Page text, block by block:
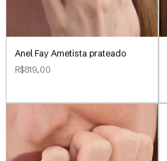
Anel Fay Ametista prateado
R$819,00